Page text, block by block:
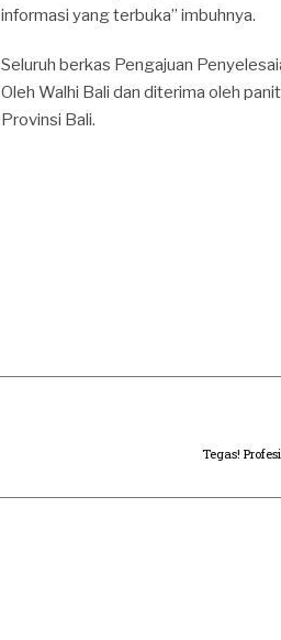
informasi yang terbuka” imbuhnya.
Seluruh berkas Pengajuan
Oleh Walhi Bali dan diterima oleh
Provinsi Bali.
Tegas!